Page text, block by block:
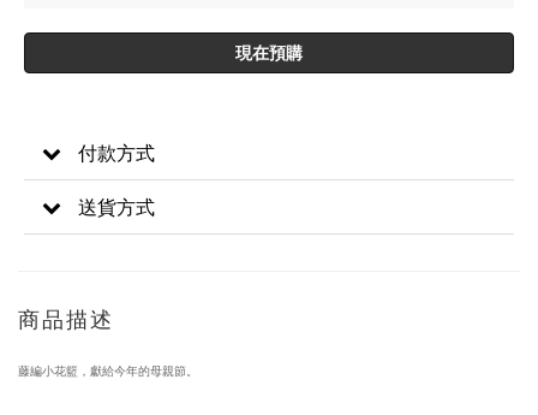
現在預購
付款方式
送貨方式
商品描述
藤編小花籃，獻給今年的母親節。